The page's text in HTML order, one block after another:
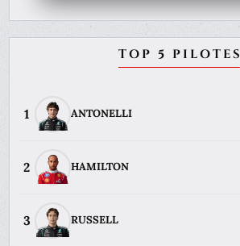
TOP 5 PILOTES
1 ANTONELLI
2 HAMILTON
3 RUSSELL